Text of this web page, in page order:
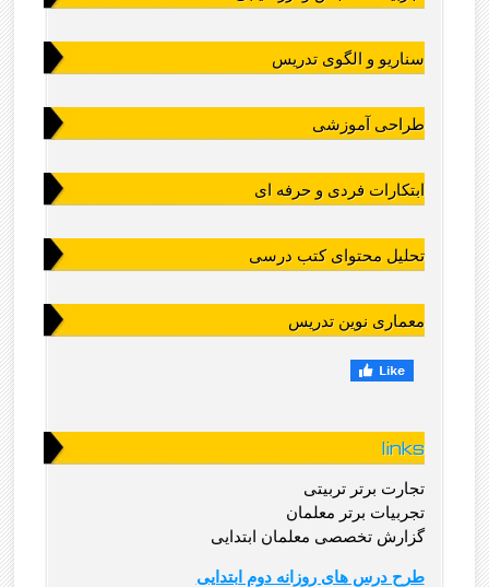
سناریو و الگوی تدریس
طراحی آموزشی
ابتکارات فردی و حرفه ای
تحلیل محتوای کتب درسی
معماری نوین تدریس
links
تجارت برتر تربیتی
تجربیات برتر معلمان
گزارش تخصصی معلمان ابتدایی
طرح درس های روزانه دوم ابتدایی